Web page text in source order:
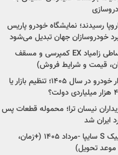
رسیدند؛ نمایشگاه خودرو پاریس
شروع فروش اقساطی زامیاد EX کمپرسی و مسقف
راز واردات ۷۵ هزار خودرو در سال ۱۴۰۵؛ تنظیم بازار یا
نیسان ترا؛ محموله قطعات پس
ایران شد
شروع فروش کوییک S سایپا -مرداد ۱۴۰۵ (+زمان،
موعد تحویل)